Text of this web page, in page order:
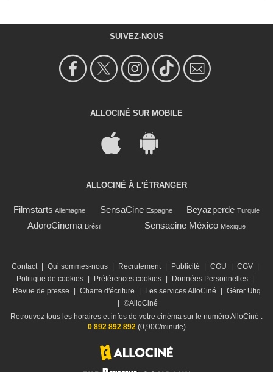
SUIVEZ-NOUS
ALLOCINÉ SUR MOBILE
ALLOCINÉ À L'ÉTRANGER
Filmstarts Allemagne SensaCine Espagne Beyazperde Turquie
AdoroCinema Brésil Sensacine México Mexique
Contact Qui sommes-nous Recrutement Publicité CGU CGV
Politique de cookies
Préférences cookies Données Personnelles
Revue de presse
Charte d'écriture Les services AlloCiné
Gérer Utiq
©AlloCiné
Retrouvez tous les horaires et infos de votre cinéma sur le numéro AlloCiné :
0 892 892 892(0,90€/minute)